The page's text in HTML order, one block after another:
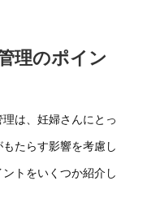
理のポイン
は、妊婦さんにとっ
たらす影響を考慮し
トをいくつか紹介し